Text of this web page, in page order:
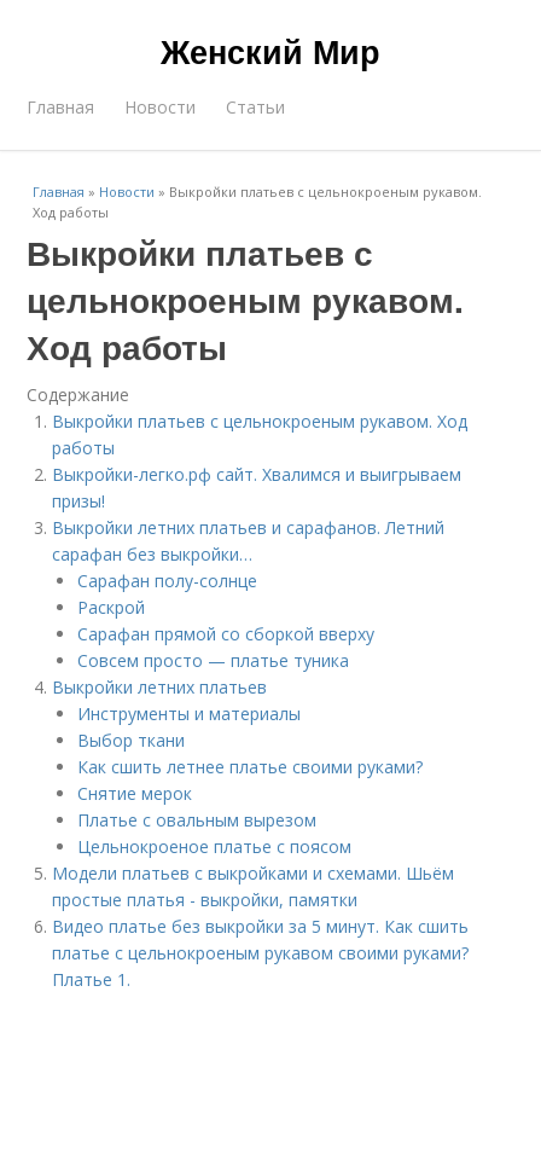
Женский Мир
Главная Новости Статьи
Главная » Новости » Выкройки платьев с цельнокроеным рукавом.
Ход работы
Выкройки платьев с
цельнокроеным рукавом.
Ход работы
Содержание
Выкройки платьев с цельнокроеным рукавом. Ход
работы
Выкройки-легко.рф сайт. Хвалимся и выигрываем
призы!
Выкройки летних платьев и сарафанов. Летний
сарафан без выкройки…
Сарафан полу-солнце
Раскрой
Сарафан прямой со сборкой вверху
Совсем просто — платье туника
Выкройки летних платьев
Инструменты и материалы
Выбор ткани
Как сшить летнее платье своими руками?
Снятие мерок
Платье с овальным вырезом
Цельнокроеное платье с поясом
Модели платьев с выкройками и схемами. Шьём
простые платья - выкройки, памятки
Видео платье без выкройки за 5 минут. Как сшить
платье с цельнокроеным рукавом своими руками?
Платье 1.